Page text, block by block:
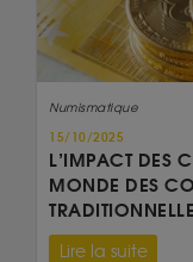
Numismatique
15/10/2025
L’IMPACT DES
MONDE DES
Lire la suite